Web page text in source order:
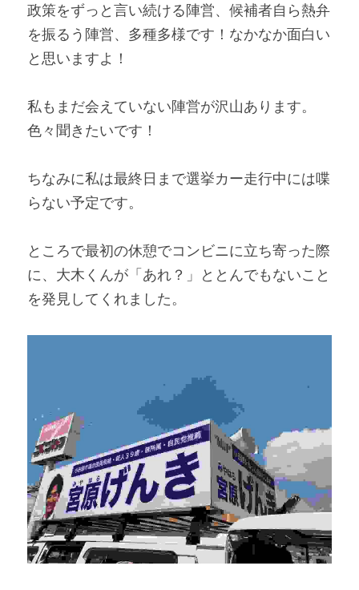
政策をずっと言い続ける陣営、候補者自ら熱弁
を振るう陣営、多種多様です！なかなか面白い
と思いますよ！
私もまだ会えていない陣営が沢山あります。
色々聞きたいです！
ちなみに私は最終日まで選挙カー走行中には喋
らない予定です。
ところで最初の休憩でコンビニに立ち寄った際
に、大木くんが「あれ？」ととんでもないこと
を発見してくれました。